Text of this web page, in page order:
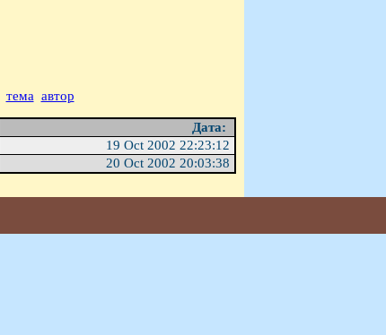
тема автор
Дата:
19 Oct 2002 22:23:12
20 Oct 2002 20:03:38